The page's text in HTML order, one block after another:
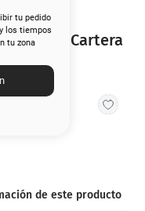
tu pedido
los tiempos
tu zona
Rose + Cartera